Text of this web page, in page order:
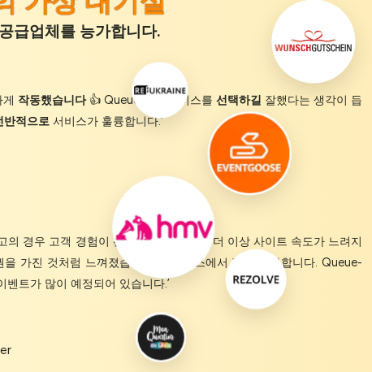
급업체를 능가합니다.
작동했습니다👍 Queue-Fair 서비스를 선택하길 잘했다는 생각이 듭
반적으로 서비스가 훌륭합니다.’
의 경우 고객 경험이 완전히 개선됩니다. 더 이상 사이트 속도가 느려지
가진 것처럼 느껴졌습니다. 비즈니스에서 정말 좋아합니다. Queue-
트가 많이 예정되어 있습니다.’